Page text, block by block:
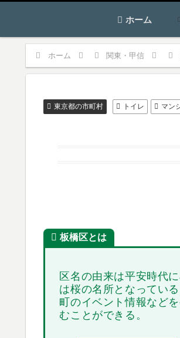
ホーム
ホーム 関東・甲信
東京都の市町村 トイレ マン
板橋区とは
区名の由来は平安時代
は桜の名所となっている
町のイベント情報など
むことができる。